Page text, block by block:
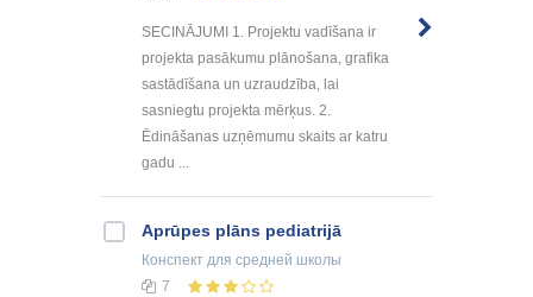
SECINĀJUMI 1. Projektu vadīšana ir
projekta pasākumu plānošana, grafika
sastādīšana un uzraudzība, lai
sasniegtu projekta mērķus. 2.
Ēdināšanas uzņēmumu skaits ar katru
gadu ...
Aprūpes plāns pediatrijā
Конспект для средней школы
7